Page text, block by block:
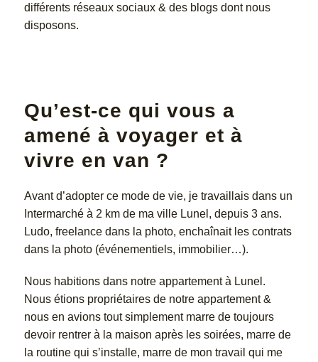
différents réseaux sociaux & des blogs dont nous
disposons.
Qu’est-ce qui vous a
amené à voyager et à
vivre en van ?
Avant d’adopter ce mode de vie, je travaillais dans un
Intermarché à 2 km de ma ville Lunel, depuis 3 ans.
Ludo, freelance dans la photo, enchaînait les contrats
dans la photo (événementiels, immobilier…).
Nous habitions dans notre appartement à Lunel.
Nous étions propriétaires de notre appartement &
nous en avions tout simplement marre de toujours
devoir rentrer à la maison après les soirées, marre de
la routine qui s’installe, marre de mon travail qui me